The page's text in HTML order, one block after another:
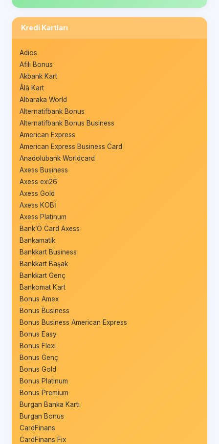
Kredi Kartları
Adios
Afili Bonus
Akbank Kart
Âlâ Kart
Albaraka World
Alternatifbank Bonus
Alternatifbank Bonus Business
American Express
American Express Business Card
Anadolubank Worldcard
Axess Business
Axess exi26
Axess Gold
Axess KOBİ
Axess Platinum
Bank’O Card Axess
Bankamatik
Bankkart Business
Bankkart Başak
Bankkart Genç
Bankomat Kart
Bonus Amex
Bonus Business
Bonus Business American Express
Bonus Easy
Bonus Flexi
Bonus Genç
Bonus Gold
Bonus Platinum
Bonus Premium
Burgan Banka Kartı
Burgan Bonus
CardFinans
CardFinans Fix